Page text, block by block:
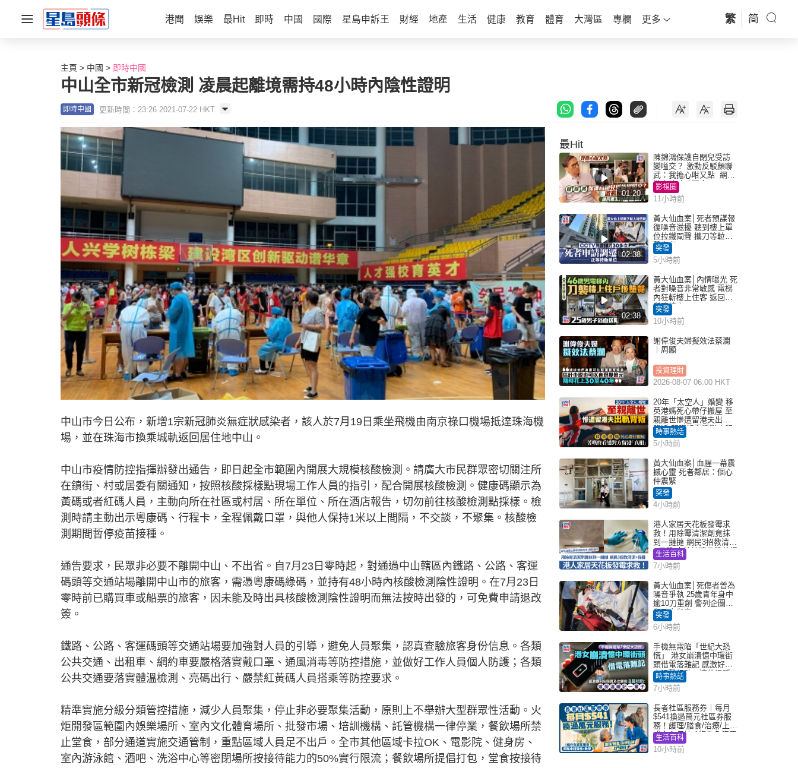
港聞 娛樂 最Hit 即時 中國 國際 星島申訴王 財經 地產 生活 健康 教育 體育 大灣區 專欄 更多 繁 简
主頁 中國 即時中國
中山全市新冠檢測 凌晨起離境需持48小時內陰性證明
即時中國 更新時間：23:26 2021-07-22 HKT
中山市今日公布，新增1宗新冠肺炎無症狀感染者，該人於7月19日乘坐飛機由南京祿口機場抵達珠海機
場，並在珠海市換乘城軌返回居住地中山。
中山市疫情防控指揮辦發出通告，即日起全市範圍內開展大規模核酸檢測。請廣大市民群眾密切關注所
在鎮街、村或居委有關通知，按照核酸採樣點現場工作人員的指引，配合開展核酸檢測。健康碼顯示為
黃碼或者紅碼人員，主動向所在社區或村居、所在單位、所在酒店報告，切勿前往核酸檢測點採樣。檢
測時請主動出示粵康碼、行程卡，全程佩戴口罩，與他人保持1米以上間隔，不交談，不聚集。核酸檢
測期間暫停疫苗接種。
通告要求，民眾非必要不離開中山、不出省。自7月23日零時起，對通過中山轄區內鐵路、公路、客運
碼頭等交通站場離開中山市的旅客，需憑粵康碼綠碼，並持有48小時內核酸檢測陰性證明。在7月23日
零時前已購買車或船票的旅客，因未能及時出具核酸檢測陰性證明而無法按時出發的，可免費申請退改
簽。
鐵路、公路、客運碼頭等交通站場要加強對人員的引導，避免人員聚集，認真查驗旅客身份信息。各類
公共交通、出租車、網約車要嚴格落實戴口罩、通風消毒等防控措施，並做好工作人員個人防護；各類
公共交通要落實體溫檢測、亮碼出行、嚴禁紅黃碼人員搭乘等防控要求。
精準實施分級分類管控措施，減少人員聚集，停止非必要聚集活動，原則上不舉辦大型群眾性活動。火
炬開發區範圍內娛樂場所、室內文化體育場所、批發市場、培訓機構、託管機構一律停業，餐飲場所禁
止堂食，部分通道實施交通管制，重點區域人員足不出戶。全市其他區域卡拉OK、電影院、健身房、
室內游泳館、酒吧、洗浴中心等密閉場所按接待能力的50%實行限流；餐飲場所提倡打包，堂食按接待
最Hit
01:20
陳錦鴻保護自閉兒受訪
變嗌交？ 激動反駁顏聯
武：我擔心咁又點 網民
批主持咄咄逼人
影視圈
11小時前
02:38
黃大仙血案│死者預謀報
復噪音滋擾 聽到樓上單
位拉鐵閘聲 攜刀等𨋢伏
擊傷者
突發
5小時前
02:38
黃大仙血案│內情曝光 死
者對噪音非常敏感 電梯
內狂斬樓上住客 返回住
所墮樓亡
突發
10小時前
謝偉俊夫婦擬效法蔡瀾
｜周顯
投資理財
2026-08-07 06:00 HKT
20年「太空人」婚變 移
英港媽死心帶仔搬屋 至
親離世慘遭留港夫出軌
背叛 苦嘆終看透對方留
港「真相」｜Juicy叮
時事熱話
5小時前
黃大仙血案│血腥一幕震
撼心靈 死者鄰居：個心
仲震緊
突發
4小時前
港人家居天花板發霉求
救！用除霉清潔劑竟抹
到一撻撻 網民3招教清潔
+保養 本地油漆品牌曾提
醒勿用1物防變色
生活百科
7小時前
黃大仙血案│死傷者曾為
噪音爭執 25歲青年身中
逾10刀重創 警列企圖謀
殺及自殺案
突發
6小時前
手機無電陷「世紀大恐
慌」 港女崩潰憶中環街
頭借電落難記 感激好心
人溫馨相助：這份溫暖
記一輩子｜Juicy叮
時事熱話
7小時前
長者社區服務券｜每月
$541換過萬元社區券服
務！護理/膳食/治療/上門
或中心任揀 1條件免資產
審查（附申請資格及教
學）
生活百科
10小時前